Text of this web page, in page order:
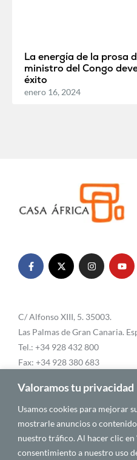
Valoramos tu privacidad
Usamos cookies para mejorar
mostrarle anuncios o
nuestro tráfico. Al hacer clic en
consentimiento a nuestro uso
La energía de la prosa
ministro del Congo
éxito
enero 16, 2024
C/ Alfonso XIII, 5. 35003.
Las Palmas de Gran Canaria.
Tel.: +34 928 432 800
Fax: +34 928 380 683
Blog